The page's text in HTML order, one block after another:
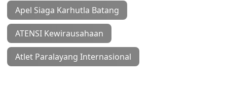
Apel Siaga Karhutla Batang
ATENSI Kewirausahaan
Atlet Paralayang Internasional